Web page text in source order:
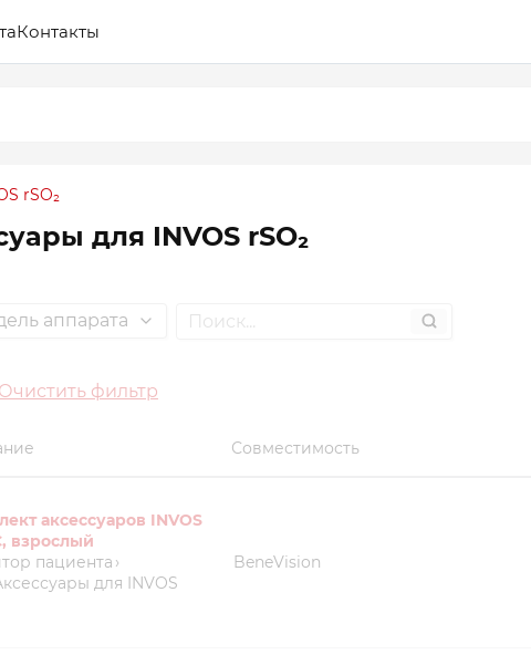
Контакты
rSO₂
для INVOS rSO₂
аппарата
Очистить фильтр
Совместимость
аксессуаров INVOS
взрослый
пациента ›
для INVOS
BeneVision